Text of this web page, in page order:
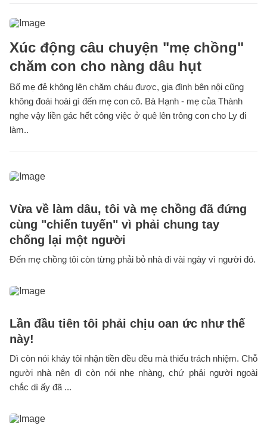
Xúc động câu chuyện "mẹ chồng"
chăm con cho nàng dâu hụt
Bố mẹ đẻ không lên chăm cháu được, gia đình bên nội cũng
không đoái hoài gì đến mẹ con cô. Bà Hạnh - mẹ của Thành
nghe vậy liền gác hết công việc ở quê lên trông con cho Ly đi
làm..
Vừa về làm dâu, tôi và mẹ chồng đã đứng
cùng "chiến tuyến" vì phải chung tay
chống lại một người
Đến mẹ chồng tôi còn từng phải bỏ nhà đi vài ngày vì người đó.
Lần đầu tiên tôi phải chịu oan ức như thế
này!
Dì còn nói kháy tôi nhận tiền đều đều mà thiếu trách nhiệm. Chỗ
người nhà nên dì còn nói nhẹ nhàng, chứ phải người ngoài
chắc dì ấy đã ...